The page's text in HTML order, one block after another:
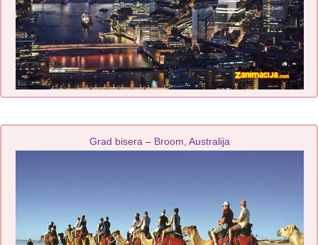
Grad bisera – Broom, Australija